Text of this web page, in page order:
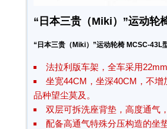
“日本三贵（Miki）”运动轮
“日本三贵（Miki）”运动轮椅 MCSC-43L
法拉利版车架，全车采用
坐宽44CM，坐深40CM，不
品种望尘莫及。
双层可拆洗座背垫，高度通气
配备高通气特殊分压构造的坐